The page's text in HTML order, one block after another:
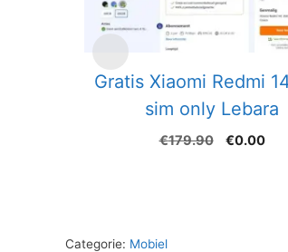
Gratis Xiaomi Redmi
sim only Lebara
€179.90 €0.00
Categorie: Mobiel